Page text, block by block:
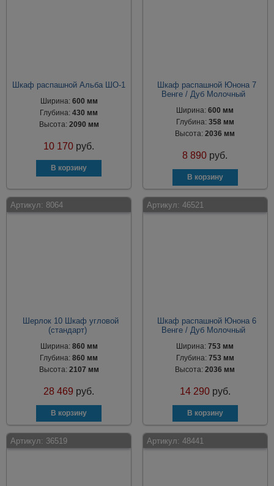
Шкаф распашной Альба ШО-1
Ширина: 600 мм
Глубина:430 мм
Высота: 2090 мм
10 170 руб.
Шкаф распашной Юнона 7
Венге / Дуб Молочный
Ширина:600 мм
Глубина: 358 мм
Высота:2036 мм
8 890 руб.
Артикул: 8064
Шерлок 10 Шкаф угловой
(стандарт)
Ширина: 860 мм
Глубина:860 мм
Высота: 2107 мм
28 469 руб.
Артикул: 46521
Шкаф распашной Юнона 6
Венге / Дуб Молочный
Ширина:753 мм
Глубина: 753 мм
Высота:2036 мм
14 290 руб.
Артикул: 36519 Артикул: 48441